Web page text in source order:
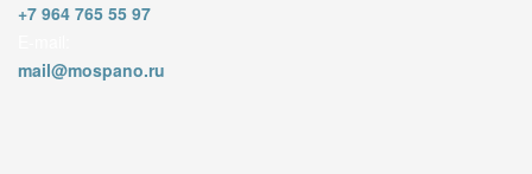
+7 964 765 55 97
mail@mospano.ru